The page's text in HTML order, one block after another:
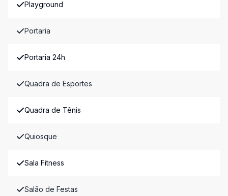
Playground
Portaria
Portaria 24h
Quadra de Esportes
Quadra de Tênis
Quiosque
Sala Fitness
Salão de Festas